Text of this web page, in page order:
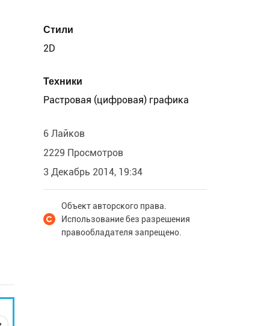
Стили
2D
Техники
Растровая (цифровая) графика
6 Лайков
2229 Просмотров
3 Декабрь 2014, 19:34
Объект авторского права.
Использование без разрешения
правообладателя запрещено.